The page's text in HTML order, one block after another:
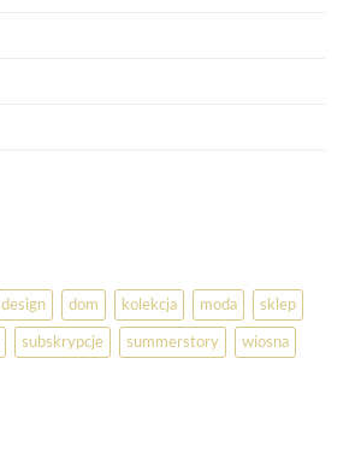
design dom kolekcja moda sklep
subskrypcje summerstory wiosna